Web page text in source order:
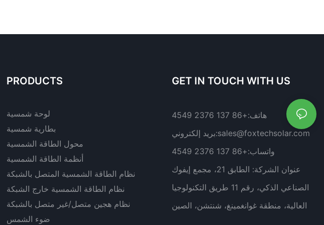
PRODUCTS
لوحة شمسية
بطارية شمسية
محول الطاقة الشمسية
أنظمة الطاقة الشمسية
نظام الطاقة الشمسية المتصل بالشبكة
نظام الطاقة الشمسية خارج الشبكة
نظام هجين متصل/غير متصل بالشبكة
ضوء الشمس
GET IN TOUCH WITH US
هاتف:+86 137 2376 4549
بريد إلكتروني:sales@foxtechsolar.com
واتساب:+86 137 2376 4549
عنوان الشركة:
الطابق 21، مجمع إيفوك
الصناعي الذكي، رقم 11 طريق التكنولوجيا
العالية، منطقة غوانغمينغ، شنتشن، الصين